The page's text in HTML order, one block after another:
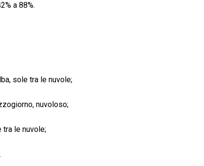
a 88%.
sole tra le nuvole;
nuvoloso;
le nuvole;